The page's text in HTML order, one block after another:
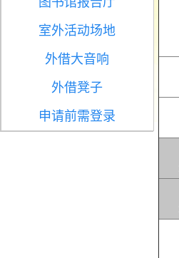
室外活动场地
外借大音响
外借凳子
申请前需登录